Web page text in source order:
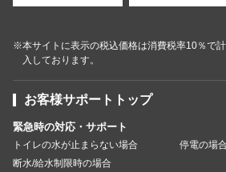
※本サイトに表示の税込価格は消費税率10％で
入しております。
お客様サポートトップ
緊急時の対応・サポート
トイレの水が止まらない場合
停電の場合
断水/給水制限時の場合